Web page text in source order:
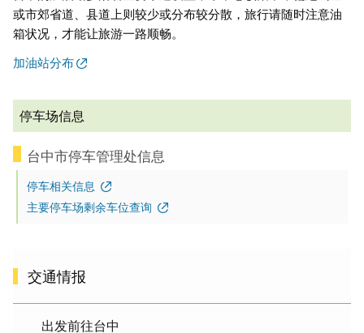
或市郊省道、县道上则较少或分布较分散，旅行请随时注意油
箱状况，才能让旅游一路顺畅。
加油站分布
停车场信息
台中市停车管理处信息
停车相关信息
主要停车场剩余车位查询
交通情报
出发前往台中